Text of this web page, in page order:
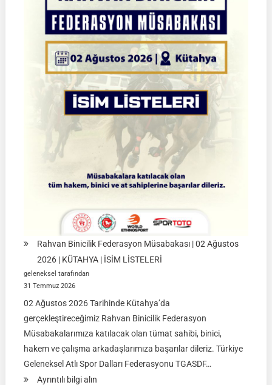
Şampiyonası
Yarı
Final
Müsabakaları
|
08-
09
2026
İSTANBUL
Rahvan Binicilik Federasyon Müsabakası | 02 Ağustos
2026 | KÜTAHYA | İSİM LİSTELERİ
geleneksel tarafından
31 Temmuz 2026
02 Ağustos 2026 Tarihinde Kütahya’da
gerçekleştireceğimiz Rahvan Binicilik Federasyon
Müsabakalarımıza katılacak olan tümat sahibi, binici,
hakem ve çalışma arkadaşlarımıza başarılar dileriz. Türkiye
Geleneksel Atlı Spor Dalları Federasyonu TGASDF…
Ayrıntılı bilgi alın: